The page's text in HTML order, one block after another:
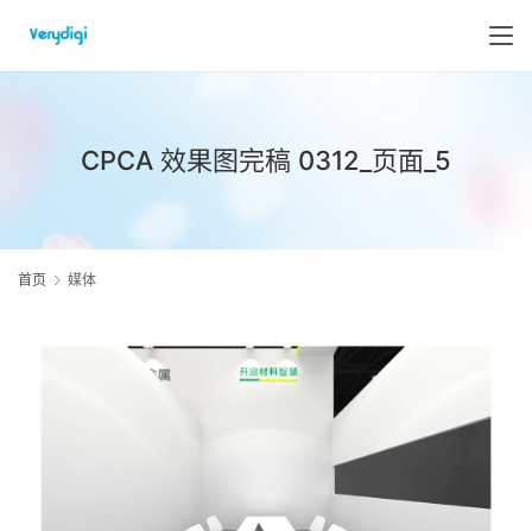
CPCA 效果图完稿 0312_页面_5
首页 媒体